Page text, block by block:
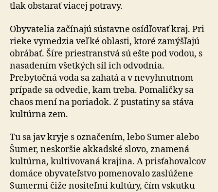
tlak obstarať viacej potravy.
Obyvatelia začínajú sústavne osídľovať kraj. Pri
rieke vymedzia veľké oblasti, ktoré zamýšľajú
obrábať. Šíre priestranstvá sú ešte pod vodou, s
nasadením všetkých síl ich odvodnia.
Prebytočná voda sa zahatá a v nevyhnutnom
prípade sa odvedie, kam treba. Pomaličky sa
chaos mení na poriadok. Z pustatiny sa stáva
kultúrna zem.
Tu sa jav kryje s označením, lebo Sumer alebo
Šumer, neskoršie akkadské slovo, znamená
kultúrna, kultivovaná krajina. A prisťahovalcov
domáce obyvateľstvo pomenovalo zaslúžene
Sumermi čiže nositeľmi kultúry, čím vskutku